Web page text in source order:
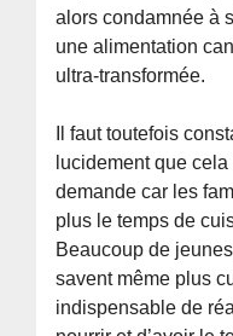
alors condamnée à
une alimentation
ultra-transformée.
Il faut toutefois
lucidement que
demande car les
plus le temps de
Beaucoup de
savent même plus
indispensable de